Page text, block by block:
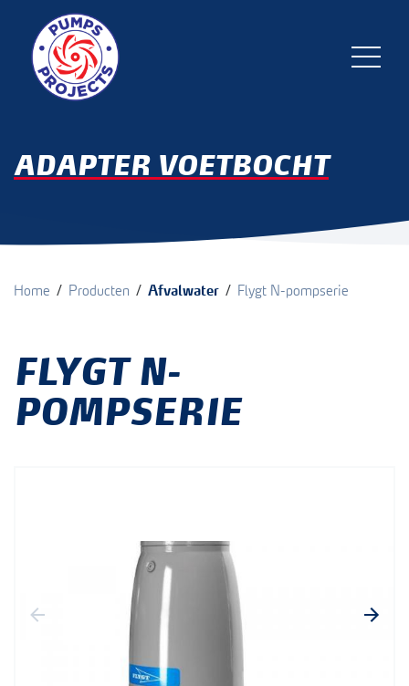
ADAPTER VOETBOCHT
Home / Producten / Afvalwater / Flygt N-pompserie
FLYGT N-
POMPSERIE